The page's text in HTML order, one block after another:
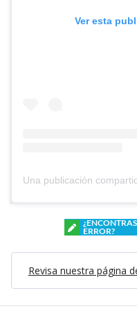
Ver esta
ERROR?
Revisa nuestra página